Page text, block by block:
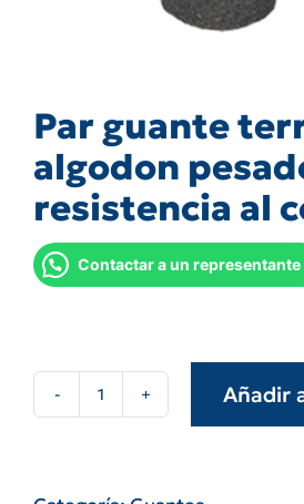
Par guante
algodon
resistencia al
Contactar a un representante
Añadir